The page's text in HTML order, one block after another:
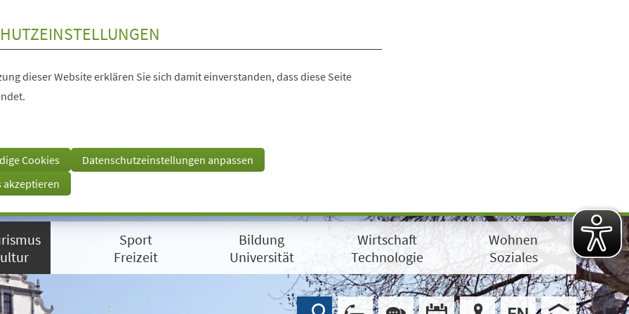
dieser Website erklären Sie sich damit einverstanden, dass diese Seite
Cookies
Datenschutzeinstellungen anpassen
akzeptieren
Sport
Freizeit
Bildung
Universität
Wirtschaft
Technologie
Wohnen
Soziales